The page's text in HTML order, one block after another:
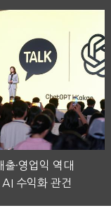
·영업익 역대
수익화 관건